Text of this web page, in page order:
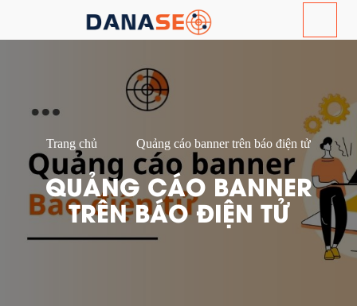
Trang chủ Quảng cáo banner trên báo điện tử
QUẢNG CÁO BANNER
TRÊN BÁO ĐIỆN TỬ